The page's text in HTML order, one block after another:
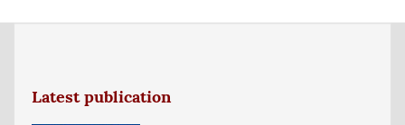
Latest publication